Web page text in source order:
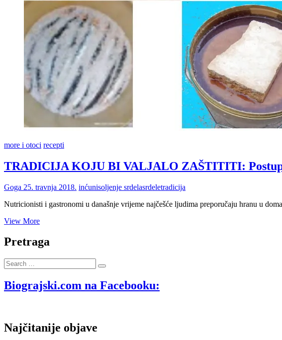
more i otoci recepti
TRADICIJA KOJU BI VALJALO ZAŠTITITI:
Goga 25. travnja 2018. inćunisoljenje srdelasrdeletradicija
Nutricionisti i gastronomi u današnje vrijeme najčešće ljudima preporučaju hranu u
View MoreTRADICIJA
BI
VALJALO
srdela
(inćuna)
Pretraga
Search
…
Biograjski.com na Facebooku:
Najčitanije objave